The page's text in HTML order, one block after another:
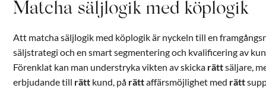
Matcha säljlogik med köplogik
Att matcha säljlogik med köplogik är nyckeln till en
säljstrategi och en smart segmentering och kvalificering av
Förenklat kan man understryka vikten av skicka rättsäljare,
erbjudande till rätt kund, på rättaffärsmöjlighet med rätt